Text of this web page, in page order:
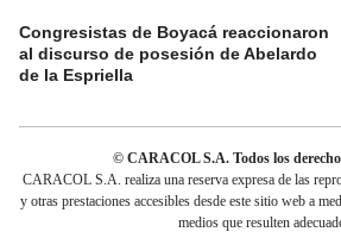
Congresistas de Boyacá reaccionaron
al discurso de posesión de Abelardo
de la Espriella
© CARACOL S.A. Todos los
CARACOL S.A. realiza una reserva expresa de las
y otras prestaciones accesibles desde este sitio web a
medios que resulten